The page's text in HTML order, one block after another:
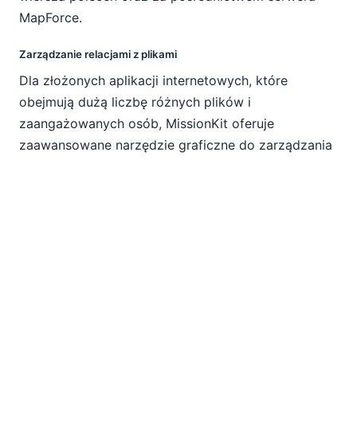
MapForce.
Zarządzanie relacjami z plikami
Dla złożonych aplikacji internetowych, które
obejmują dużą liczbę różnych plików i
zaangażowanych osób, MissionKit oferuje
zaawansowane narzędzie graficzne do zarządzania